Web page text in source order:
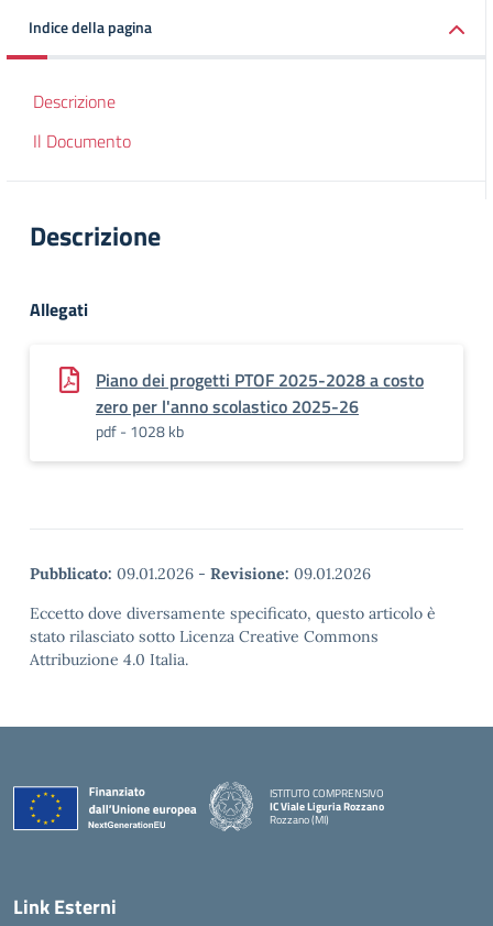
Indice della pagina
Descrizione
Il Documento
Descrizione
Allegati
Piano dei progetti PTOF 2025-2028 a costo
zero per l'anno scolastico 2025-26
pdf - 1028 kb
Pubblicato: 09.01.2026 - Revisione: 09.01.2026
Eccetto dove diversamente specificato, questo articolo è
stato rilasciato sotto Licenza Creative Commons
Attribuzione 4.0 Italia.
ISTITUTO COMPRENSIVO
IC Viale Liguria Rozzano
Rozzano (MI)
Link Esterni